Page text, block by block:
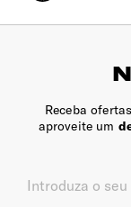
Receba
aproveite um